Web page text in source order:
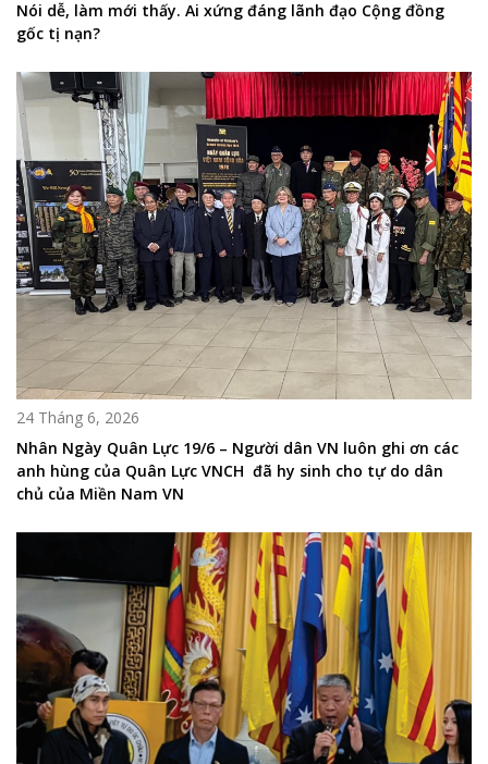
Nói dễ, làm mới thấy. Ai xứng đáng lãnh đạo Cộng đồng
gốc tị nạn?
24 Tháng 6, 2026
Nhân Ngày Quân Lực 19/6 – Người dân VN luôn ghi ơn các
anh hùng của Quân Lực VNCH đã hy sinh cho tự do dân
chủ của Miền Nam VN